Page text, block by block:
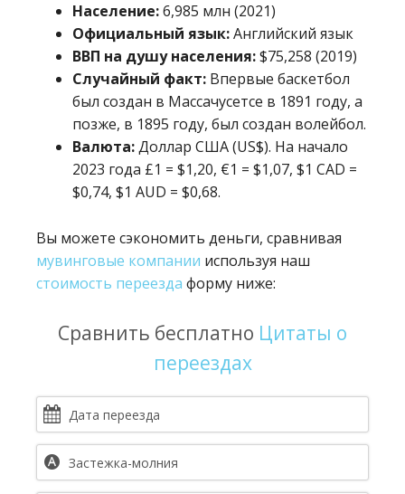
Население:6,985 млн (2021)
Официальный язык:Английский язык
ВВП на душу населения:$75,258 (2019)
Случайный факт: Впервые баскетбол
был создан в Массачусетсе в 1891 году, а
позже, в 1895 году, был создан волейбол.
Валюта:Доллар США (US$). На начало
2023 года £1 = $1,20, €1 = $1,07, $1 CAD =
$0,74, $1 AUD = $0,68.
Вы можете сэкономить деньги, сравнивая
мувинговые компании используя наш
стоимость переезда форму ниже:
Сравнить бесплатно Цитаты о
переездах